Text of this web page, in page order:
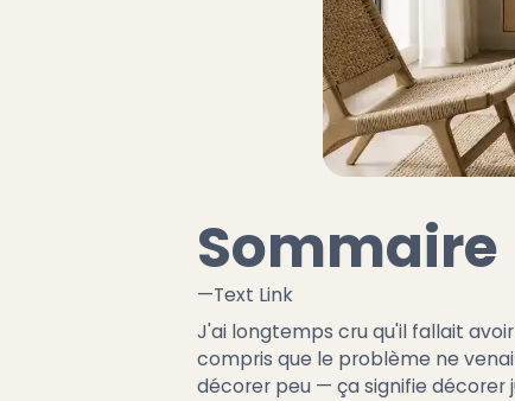
Sommaire
—Text Link
J'ai longtemps cru qu'il fallait
compris que le problème ne
décorer peu — ça signifie